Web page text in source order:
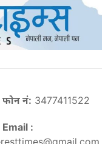
फोन नं: 3477411522
Email :